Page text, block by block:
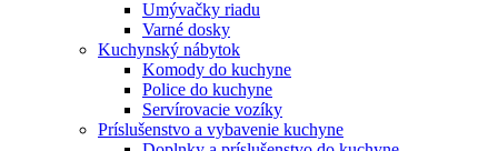
Umývačky riadu
Varné dosky
Kuchynský nábytok
Komody do kuchyne
Police do kuchyne
Servírovacie vozíky
Príslušenstvo a vybavenie kuchyne